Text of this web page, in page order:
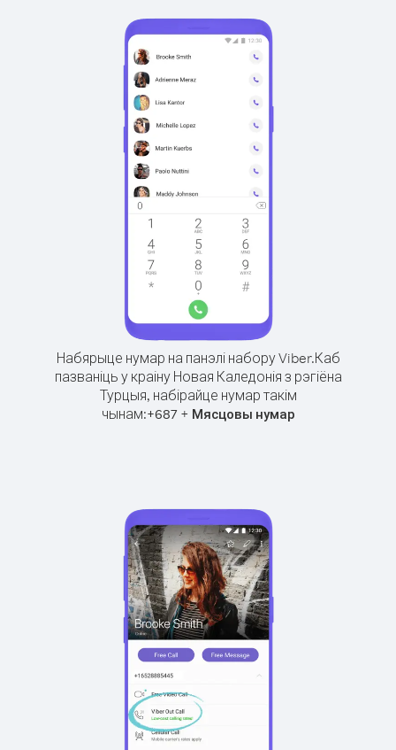
Набярыце нумар на панэлі набору Viber.Каб
пазваніць у краіну Новая Каледонія з рэгіёна
Турцыя, набірайце нумар такім
чынам:+687+ Мясцовы нумар